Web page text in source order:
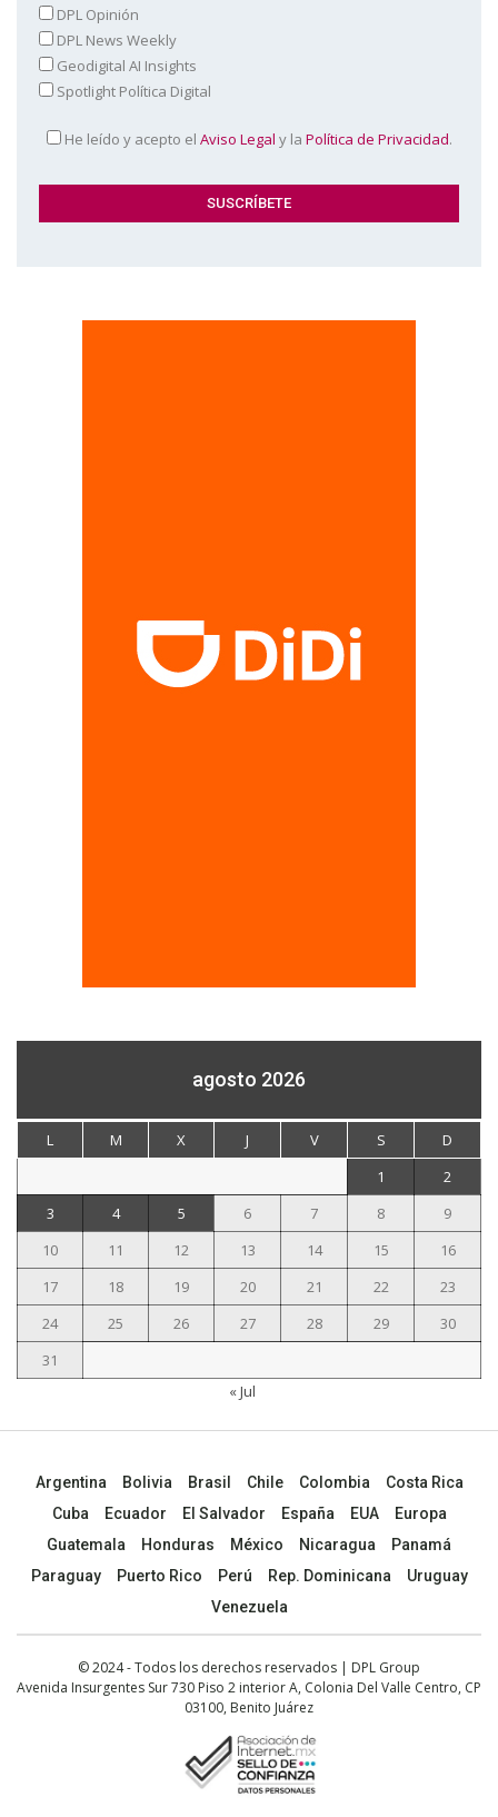
DPL Opinión
DPL News Weekly
Geodigital AI Insights
Spotlight Política Digital
He leído y acepto el Aviso Legal y la Política de Privacidad.
agosto 2026
L M X J V S
D
1
2
3
4 5 6 7 8
9
10
11 12 13 14 15
16
17
18 19 20 21 22
23
24
25 26 27 28 29
30
31
« Jul
Argentina Bolivia Brasil Chile Colombia
Costa Rica
Cuba
Ecuador El Salvador España EUA
Europa
Guatemala
Honduras México Nicaragua
Panamá
Paraguay
Puerto Rico Perú Rep. Dominicana
Uruguay
Venezuela
© 2024 - Todos los derechos reservados | DPL Group
Avenida Insurgentes Sur 730 Piso 2 interior A, Colonia Del Valle Centro, CP
03100, Benito Juárez